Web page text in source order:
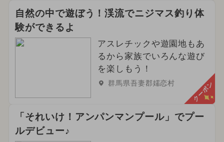
自然の中で遊ぼう！渓流でニジマス釣り体
験ができるよ
アスレチックや遊園地もあ
るから家族でいろんな遊び
を楽しもう！
群馬県吾妻郡嬬恋村 クーポン
「それいけ！アンパンマンプール」でプー
ルデビュー♪